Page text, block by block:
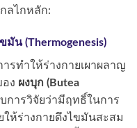
ลไกหลัก:
น (Thermogenesis)
ทำให้ร่างกายเผาผลาญ
ง ผงบุก (Butea
การวิจัยว่ามีฤทธิ์ในการ
ห้ร่างกายดึงไขมันสะสม